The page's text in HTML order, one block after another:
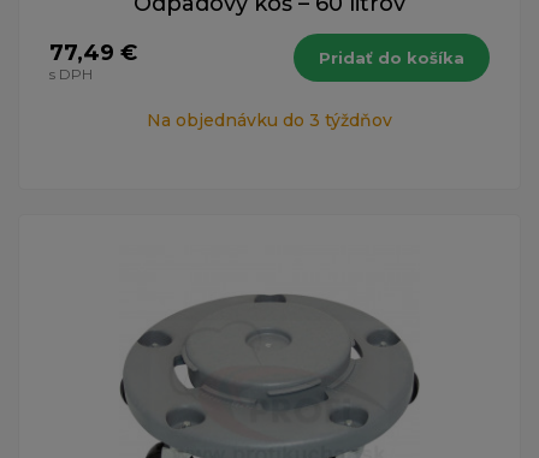
77,49 €
s DPH
Pridať do košíka
Na objednávku do 3 týždňov